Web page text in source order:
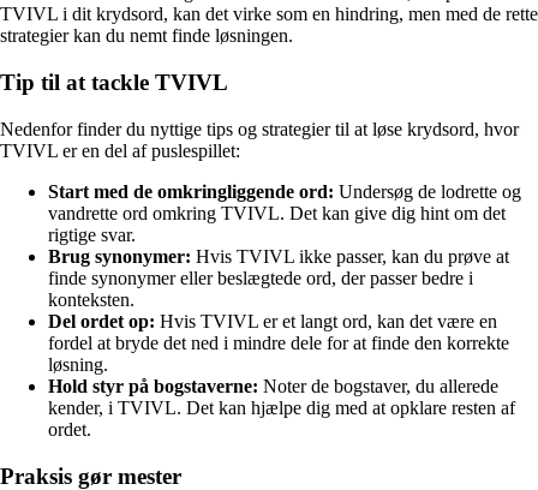
TVIVL i dit krydsord, kan det virke som en hindring, men med de rette
strategier kan du nemt finde løsningen.
Tip til at tackle TVIVL
Nedenfor finder du nyttige tips og strategier til at løse krydsord, hvor
TVIVL er en del af puslespillet:
Start med de omkringliggende ord: Undersøg de lodrette og
vandrette ord omkring TVIVL. Det kan give dig hint om det
rigtige svar.
Brug synonymer: Hvis TVIVL ikke passer, kan du prøve at
finde synonymer eller beslægtede ord, der passer bedre i
konteksten.
Del ordet op: Hvis TVIVL er et langt ord, kan det være en
fordel at bryde det ned i mindre dele for at finde den korrekte
løsning.
Hold styr på bogstaverne: Noter de bogstaver, du allerede
kender, i TVIVL. Det kan hjælpe dig med at opklare resten af
ordet.
Praksis gør mester